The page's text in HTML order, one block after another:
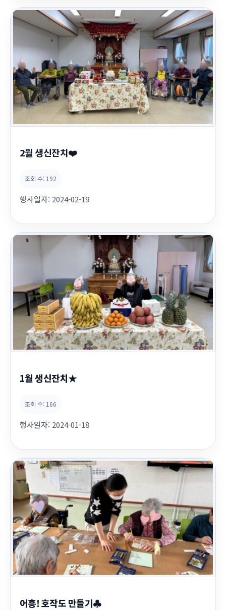
2월 생신잔치❤️
조회 수: 192
행사일자: 2024-02-19
1월 생신잔치★
조회 수: 166
행사일자: 2024-01-18
어흥! 호작도 만들기♣